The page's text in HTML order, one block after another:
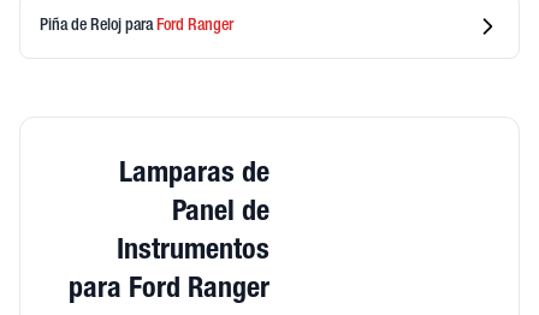
Piña de Reloj para Ford Ranger
Lamparas de
Panel de
Instrumentos
para Ford Ranger